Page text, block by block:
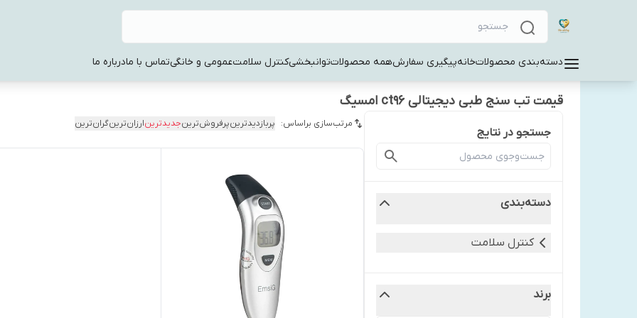
دسته‌بندی محصولاتخانهپیگیری سفارشهمه محصولاتتوانبخشیکنترل سلامتعمومی و خانگیتماس با مادرباره ما
قیمت تب سنج طبی دیجیتالی ct96 امسیگ
جستجو در نتایج
دسته‌بندی
کنترل سلامت
برند
مرتب‌سازی براساس: پربازدیدترینپرفروش‌ترینجدیدترینارزان‌ترینگران‌ترین